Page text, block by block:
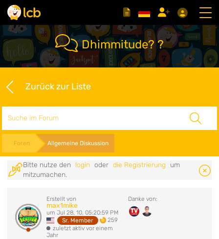
Dhimmitude? ?
Zurück zur Liste
Foren Allgemeine Diskussion
Bitte nutze den login oder die Registrierung
um
mitzumachen.
Erstellt von
max1mike
um Jul 28, 10, 05:20:59 PM
Sr. Member
259
zuletzt aktiv vor einem
Jahr
Danke von: